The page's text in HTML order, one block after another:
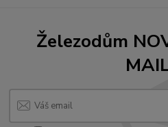
Železodům